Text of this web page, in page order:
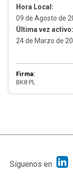
Hora Local:
09 de Agosto de
Última vez activo:
24 de Marzo de
Firma:
BK8 PL
Síguenos en